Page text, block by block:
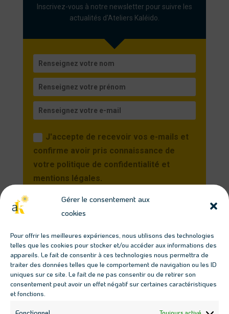
Gérer le consentement aux
cookies
Pour offrir les meilleures expériences, nous utilisons des technologies
telles que les cookies pour stocker et/ou accéder aux informations des
appareils. Le fait de consentir à ces technologies nous permettra de
traiter des données telles que le comportement de navigation ou les ID
uniques sur ce site. Le fait de ne pas consentir ou de retirer son
consentement peut avoir un effet négatif sur certaines caractéristiques
et fonctions.
Inscrivez-vous à notre newsletter pour suivre les
actualités d'Ateliers Kaléido.
J'accepte de recevoir vos e-mails et
confirme avoir pris connaissance de
votre politique de confidentialité et
mentions légales.
cliquant sur le lien présent dans nos emails.
Télécharger les guides
gratuits